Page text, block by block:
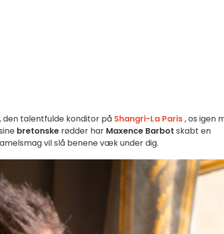
den talentfulde konditor på Shangri-La Paris, os igen
bretonske rødder har Maxence Barbot skabt en
vil slå benene væk under dig.